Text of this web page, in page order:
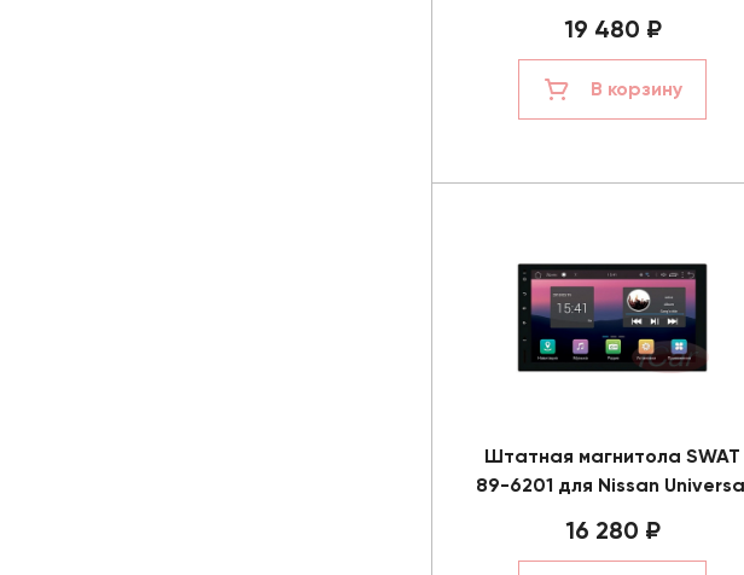
19 480 ₽
В корзину
Штатная магнитола SWAT
89-6201 для Nissan
16 280 ₽